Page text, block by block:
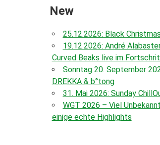
New
25.12.2026: Black Christmas
19.12.2026: André
Curved Beaks live im
Sonntag 20. September
DREKKA & b°tong
31. Mai 2026: Sunday
WGT 2026 – Viel
einige echte Highlights